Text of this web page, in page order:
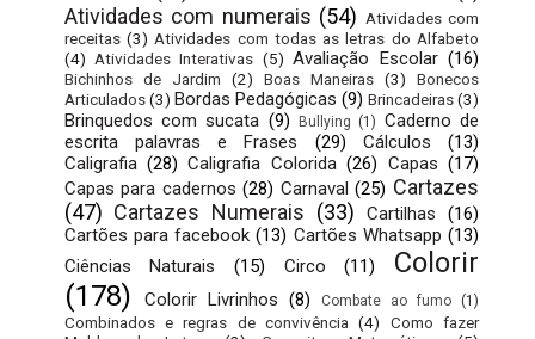
Atividades com numerais (54) Atividades com
receitas (3) Atividades com todas as letras do Alfabeto
(4) Atividades Interativas (5) Avaliação Escolar (16)
Bichinhos de Jardim (2) Boas Maneiras (3)
Bonecos
Articulados (3) Bordas Pedagógicas (9) Brincadeiras(3)
Brinquedos com sucata (9) Bullying (1) Caderno de
escrita palavras e Frases
(29) Cálculos
(13)
Caligrafia (28) Caligrafia Colorida (26) Capas (17)
Capas para cadernos (28) Carnaval (25) Cartazes
(47) Cartazes Numerais (33) Cartilhas
(16)
Cartões para facebook (13) Cartões Whatsapp (13)
Ciências Naturais
(15) Circo (11)
Colorir
(178)
Colorir Livrinhos (8) Combate ao fumo (1)
Combinados e regras de convivência (4)
Como fazer